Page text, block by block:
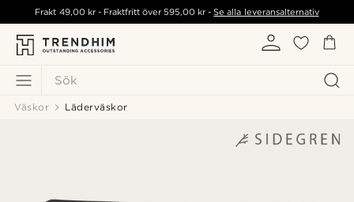
Sök
Frakt 49,00 kr- Fraktfritt över595,00 kr -Se alla leveransalternativ
Väskor Läderväskor